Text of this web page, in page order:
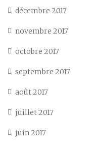
décembre 2017
novembre 2017
octobre 2017
septembre 2017
août 2017
juillet 2017
juin 2017